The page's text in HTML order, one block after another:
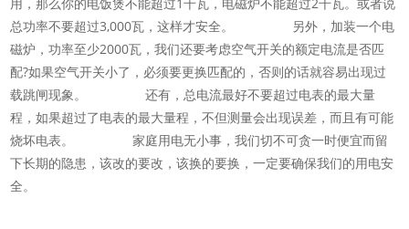
总功率不要超过3,000瓦，这样才安全。 另外，加装一个电
磁炉，功率至少2000瓦，我们还要考虑空气开关的额定电流是否匹
配?如果空气开关小了，必须要更换匹配的，否则的话就容易出现过
载跳闸现象。 还有，总电流最好不要超过电表的最大量
程，如果超过了电表的最大量程，不但测量会出现误差，而且有可能
烧坏电表。 家庭用电无小事，我们切不可贪一时便宜而留
下长期的隐患，该改的要改，该换的要换，一定要确保我们的用电安
全。